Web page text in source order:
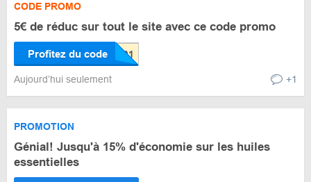
CODE PROMO
5€ de réduc sur tout le site avec ce code promo
Profitez du code
Aujourd’hui seulement +1
PROMOTION
Génial! Jusqu'à 15% d'économie sur les huiles
essentielles